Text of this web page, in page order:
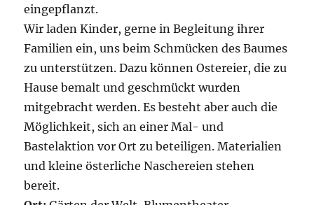
eingepflanzt.
Wir laden Kinder, gerne in Begleitung ihrer
Familien ein, uns beim Schmücken des Baumes
zu unterstützen. Dazu können Ostereier, die zu
Hause bemalt und geschmückt wurden
mitgebracht werden. Es besteht aber auch die
Möglichkeit, sich an einer Mal- und
Bastelaktion vor Ort zu beteiligen. Materialien
und kleine österliche Naschereien stehen
bereit.